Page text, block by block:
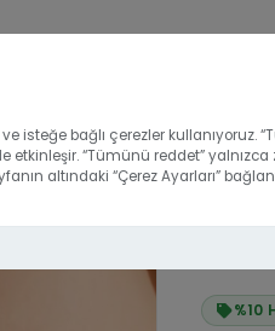
isteğe bağlı çerezler kullanıyoruz.
“Tümünü reddet” yalnızca
altındaki “Çerez Ayarları”
%10